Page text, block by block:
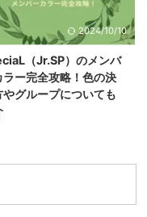
2024/10/10
（Jr.SP）のメンバ
ラー完全攻略！色の決
やグループについても